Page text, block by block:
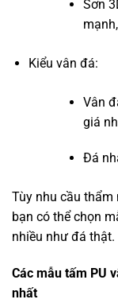
Sơn
Kiểu vân đá:
Vân
giá
Đá
Tùy nhu cầu thẩm
bạn có thể chọn
nhiều như đá thật.
Các mẫu tấm PU
nhất